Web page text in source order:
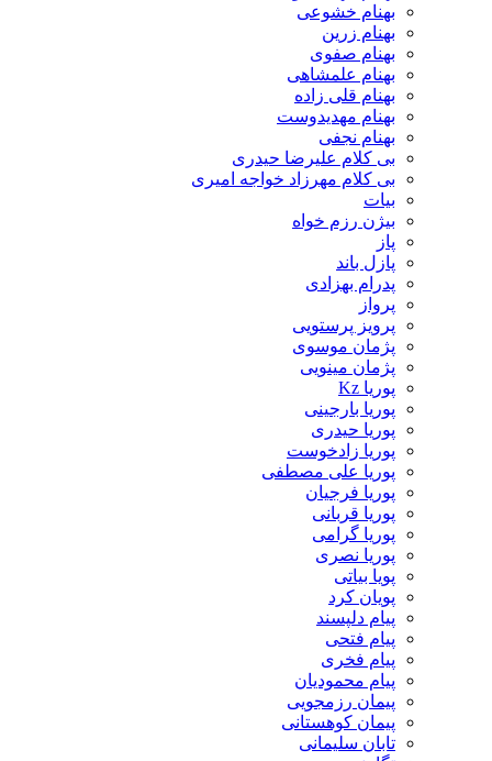
بهنام خشوعی
بهنام زرین
بهنام صفوی
بهنام علمشاهی
بهنام قلی زاده
بهنام مهدیدوست
بهنام نجفی
بی کلام علیرضا حیدری
بی کلام مهرزاد خواجه امیری
بیات
بیژن رزم خواه
پاز
پازل باند
پدرام بهزادی
پرواز
پرویز پرستویی
پژمان موسوی
پژمان مینویی
پوریا Kz
پوریا بارجینی
پوریا حیدری
پوریا زادخوست
پوریا علی مصطفی
پوریا فرجیان
پوریا قربانی
پوریا گرامی
پوریا نصری
پویا بیاتی
پویان کرد
پیام دلپسند
پیام فتحی
پیام فخری
پیام محمودیان
پیمان رزمجویی
پیمان کوهستانی
تابان سلیمانی